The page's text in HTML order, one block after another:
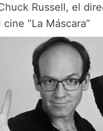
Russell, el
“La Máscara”